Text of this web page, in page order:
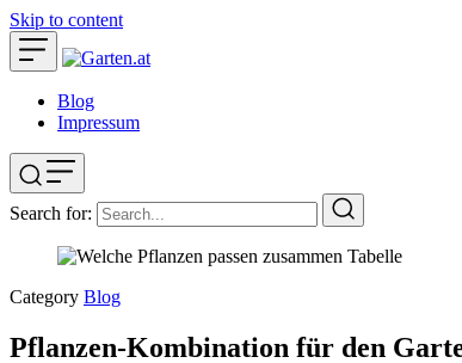
Skip to content
Blog
Impressum
Search for:
Category Blog
Pflanzen-Kombination für den